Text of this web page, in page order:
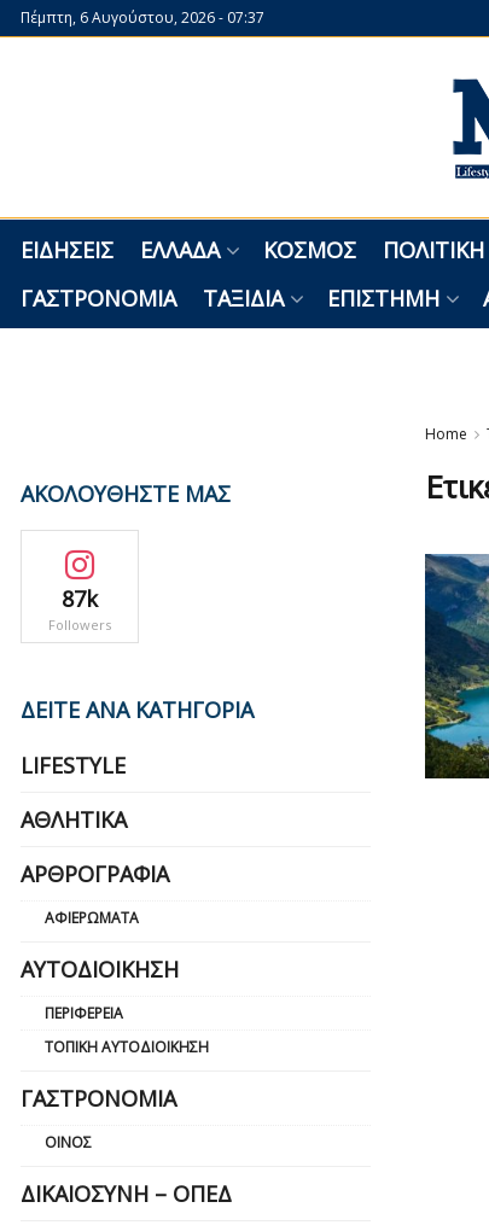
Πέμπτη, 6 Αυγούστου, 2026 - 07:37
ΕΙΔΉΣΕΙΣ ΕΛΛΆΔΑ ΚΌΣΜΟΣ ΠΟΛΙΤΙΚΉ
ΓΑΣΤΡΟΝΟΜΊΑ
ΤΑΞΊΔΙΑ ΕΠΙΣΤΉΜΗ
Home
ΑΚΟΛΟΥΘΗΣΤΕ ΜΑΣ
87k
Followers
ΔΕΙΤΕ ΑΝΑ ΚΑΤΗΓΟΡΙΑ
LIFESTYLE
ΑΘΛΗΤΙΚΆ
ΑΡΘΡΟΓΡΑΦΊΑ
ΑΦΙΕΡΏΜΑΤΑ
ΑΥΤΟΔΙΟΊΚΗΣΗ
ΠΕΡΙΦΈΡΕΙΑ
ΤΟΠΙΚΉ ΑΥΤΟΔΙΟΊΚΗΣΗ
ΓΑΣΤΡΟΝΟΜΊΑ
ΟΊΝΟΣ
ΔΙΚΑΙΟΣΎΝΗ – ΟΠΕΔ